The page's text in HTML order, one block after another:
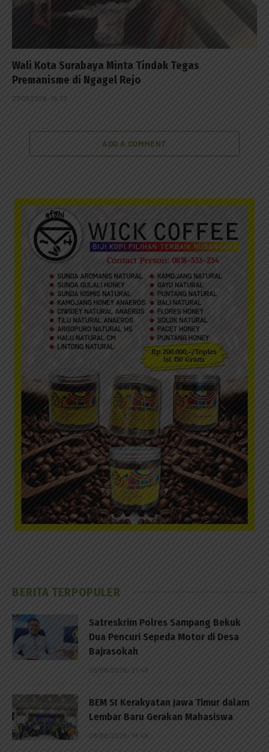
Wali Kota Surabaya Minta Tindak Tegas
Premanisme di Ngagel Rejo
27/07/2026 - 15:32
ADD A COMMENT
BERITA TERPOPULER
Satreskrim Polres Sampang Bekuk
Dua Pencuri Sepeda Motor di Desa
Bajrasokah
08/08/2026 - 21:48
BEM SI Kerakyatan Jawa Timur dalam
Lembar Baru Gerakan Mahasiswa
08/08/2026 - 18:48